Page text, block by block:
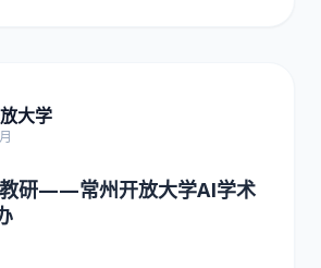
大学
研——常州开放大学AI学术